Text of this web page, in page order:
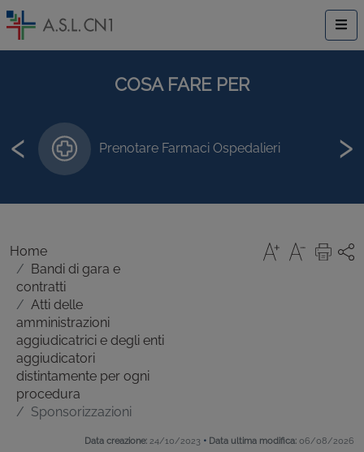
COSA FARE PER
Prenotare Farmaci Ospedalieri
‹ ›
Home
Bandi di gara e
contratti
Atti delle
amministrazioni
aggiudicatrici e degli enti
aggiudicatori
distintamente per ogni
procedura
Sponsorizzazioni
Data creazione: 24/10/2023 • Data ultima modifica: 06/08/2026